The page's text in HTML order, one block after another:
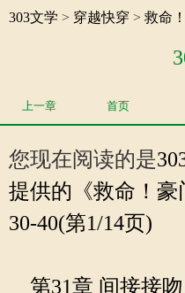
303文学 > 穿越快穿 > 救命
上一章 首页
您现在阅读的是
提供的《救命！豪
30-40(第1/14页)
第31章 间接接吻